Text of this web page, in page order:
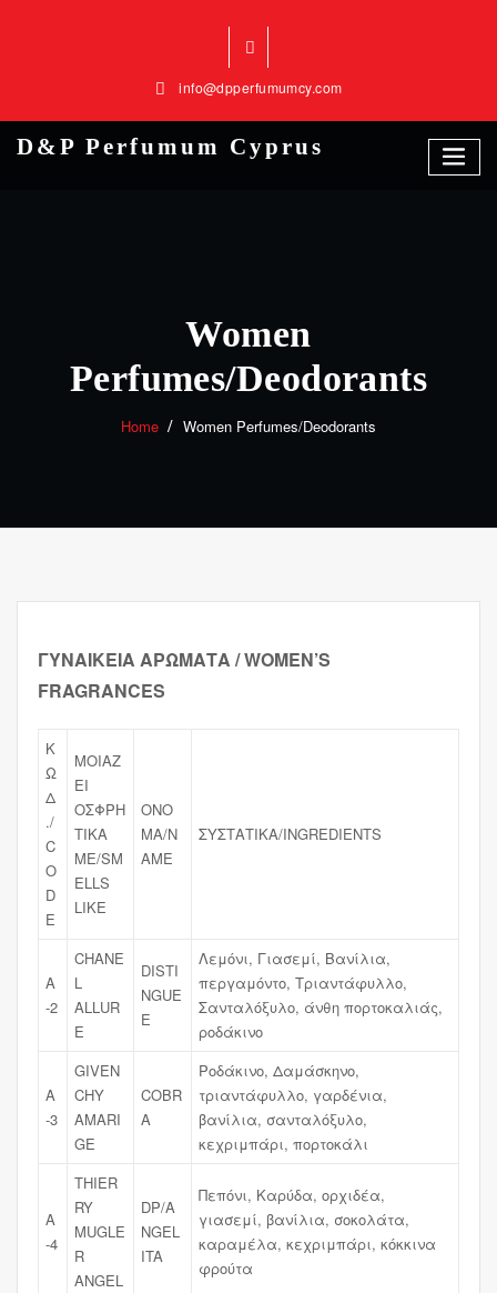
info@dpperfumumcy.com
D&P Perfumum Cyprus
Women
Perfumes/Deodorants
Home Women Perfumes/Deodorants
ΓΥΝΑΙΚΕΙΑ ΑΡΩΜΑΤΑ / WOMEN’S
FRAGRANCES
Κ
Ω
Δ
./
C
O
D
E
ΜΟΙΑΖ
ΕΙ
ΟΣΦΡΗ
ΤΙΚΑ
ΜΕ/SM
ELLS
LIKE
ΟΝΟ
ΜΑ/N
AME
ΣΥΣΤΑΤΙΚΑ/INGREDIENTS
A
-2
CHANE
L
ALLUR
E
DISTI
NGUE
E
Λεμόνι, Γιασεμί, Βανίλια,
περγαμόντο, Τριαντάφυλλο,
Σανταλόξυλο, άνθη πορτοκαλιάς,
ροδάκινο
A
-3
GIVEN
CHY
AMARI
GE
COBR
A
Ροδάκινο, Δαμάσκηνο,
τριαντάφυλλο, γαρδένια,
βανίλια, σανταλόξυλο,
κεχριμπάρι, πορτοκάλι
A
-4
THIER
RY
MUGLE
R
ANGEL
DP/A
NGEL
ITA
Πεπόνι, Καρύδα, ορχιδέα,
γιασεμί, βανίλια, σοκολάτα,
καραμέλα, κεχριμπάρι, κόκκινα
φρούτα